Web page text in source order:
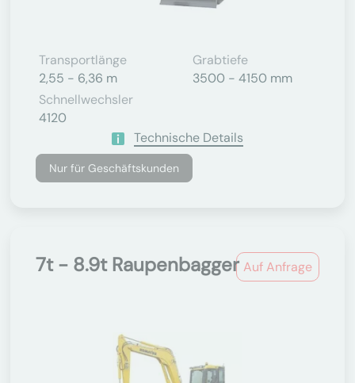
Transportlänge
2,55 - 6,36 m
Grabtiefe
3500 - 4150 mm
Schnellwechsler
4120
Technische Details
Nur für Geschäftskunden
Auf Anfrage
7t - 8.9t Raupenbagger